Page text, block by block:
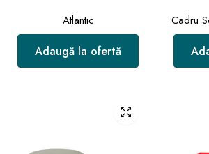
Atlantic
Adaugă la ofertă
Cadru